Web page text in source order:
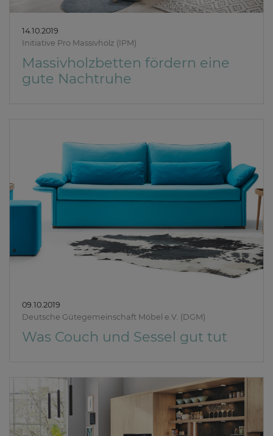
14.10.2019
Initiative Pro Massivholz (IPM)
Massivholzbetten fördern eine
gute Nachtruhe
09.10.2019
Deutsche Gütegemeinschaft Möbel e.V. (DGM)
Was Couch und Sessel gut tut